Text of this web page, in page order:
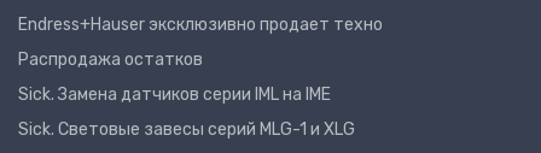
Endress+Hauser эксклюзивно продает техно
Распродажа остатков
Sick. Замена датчиков серии IML на IME
Sick. Световые завесы серий MLG-1 и XLG